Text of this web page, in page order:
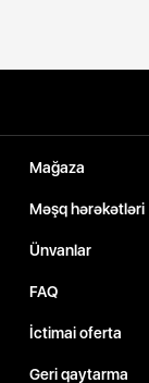
Mağaza
Məşq hərəkətləri
Ünvanlar
FAQ
İctimai oferta
Geri qaytarma